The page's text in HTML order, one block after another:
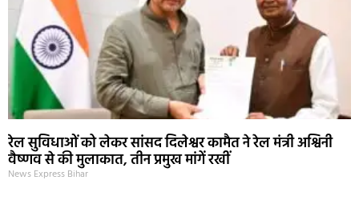
रेल सुविधाओं को लेकर सांसद दिलेश्वर कामैत ने रेल मंत्री अश्विनी
वैष्णव से की मुलाकात, तीन प्रमुख मांगें रखीं
News Express Bihar